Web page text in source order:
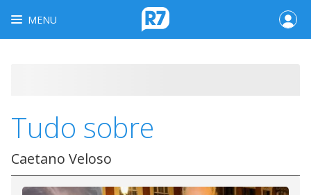
MENU
Tudo sobre
Caetano Veloso